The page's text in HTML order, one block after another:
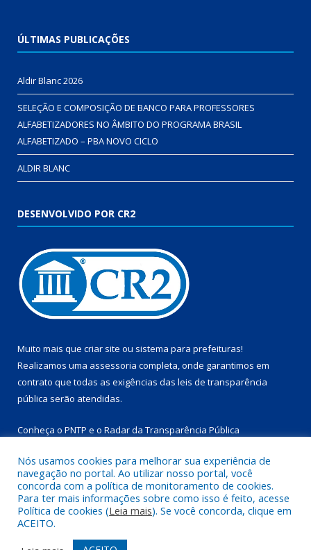
ÚLTIMAS PUBLICAÇÕES
Aldir Blanc 2026
SELEÇÃO E COMPOSIÇÃO DE BANCO PARA PROFESSORES
ALFABETIZADORES NO ÂMBITO DO PROGRAMA BRASIL
ALFABETIZADO – PBA NOVO CICLO
ALDIR BLANC
DESENVOLVIDO POR CR2
Muito mais que criar site ou sistema para prefeituras!
Realizamos uma assessoria completa, onde garantimos em
contrato que todas as exigências das leis de transparência
pública serão atendidas.
Conheça o PNTP e o Radar da Transparência Pública
Todos os direitos reservados a Prefeitura Municipal de
Marapanim.
Nós usamos cookies para melhorar sua experiência de
navegação no portal. Ao utilizar nosso portal, você
concorda com a política de monitoramento de cookies.
Para ter mais informações sobre como isso é feito, acesse
Política de cookies (Leia mais). Se você concorda, clique em
ACEITO.